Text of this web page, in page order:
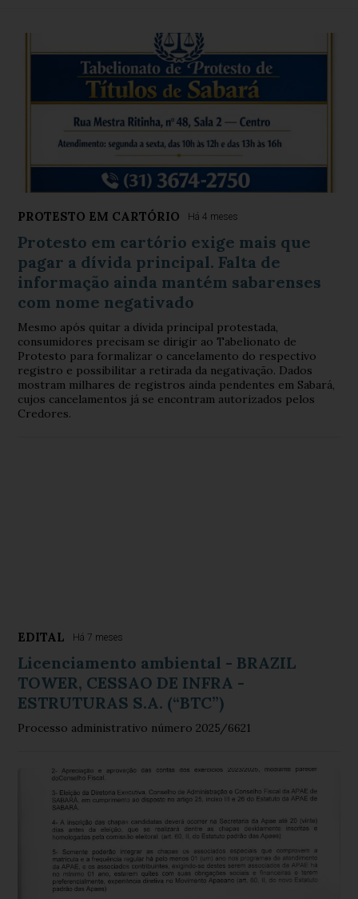
PROTESTO EM CARTÓRIO Há 4 meses
Protesto em cartório exige mais que
pagar a dívida principal. Falta de
informação ainda mantém sabarenses
com nome negativado
Mesmo após quitar a dívida principal protestada,
consumidores precisam se dirigir ao Tabelionato de
Protesto para formalizar o cancelamento do respectivo
registro e possibilitar a retirada da negativação. Dados
mostram milhares de registros ainda pendentes em Sabará,
cujos cancelamentos já se encontram autorizados pelos
Credores.
EDITAL Há 7 meses
Licenciamento ambiental - BRAZIL
TOWER, CESSAO DE INFRA -
ESTRUTURAS S.A. (“BTC”)
Processo administrativo número 2025/6621